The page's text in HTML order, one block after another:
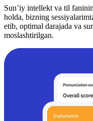
Sun’iy intellekt va til
holda, bizning
etib, optimal darajada va
moslashtirilgan.